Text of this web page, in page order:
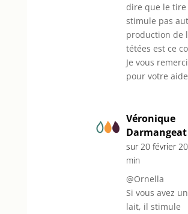
dire que le tire
stimule pas
production de
tétées est ce
Je vous
pour votre
Véronique
Darmangeat
sur 20 février
min
@Ornella
Si vous avez
lait, il stimule